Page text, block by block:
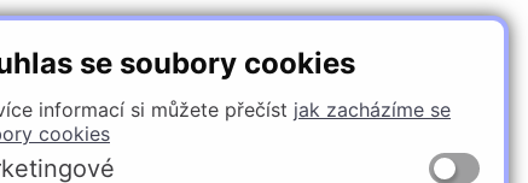
se soubory cookies
informací si můžete přečíst jak zacházíme se
cookies
SLEDUJTE NÁS